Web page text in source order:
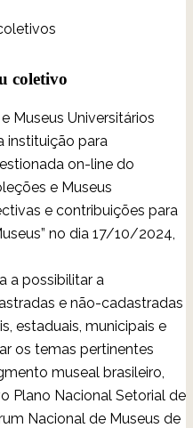
coletivo
Museus Universitários
instituição para
on-line do
e Museus
e contribuições para
no dia 17/10/2024,
a possibilitar a
e não-cadastradas
estaduais, municipais e
os temas pertinentes
museal brasileiro,
Plano Nacional Setorial de
Nacional de Museus de